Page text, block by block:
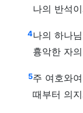
나의 반석
4나의 하나
흉악한 자
5주 여호와
때부터 의